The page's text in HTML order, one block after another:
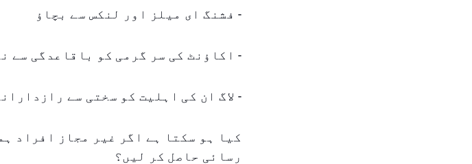
- فشنگ ای میلز اور لنکس سے بچاؤ
- اکاؤنٹ کی سر گرمی کو باقاعدگی سے
- لاگ ان کی اہلیت کو سختی سے
کیا ہو سکتا ہے اگر غیر مجاز افراد
رسائی حاصل کر لیں؟